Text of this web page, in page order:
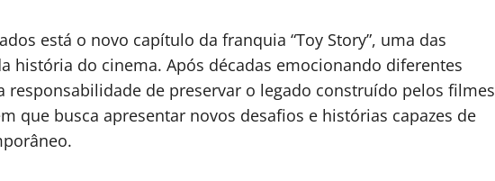
está o novo capítulo da franquia “Toy Story”, uma das
história do cinema. Após décadas emocionando diferentes
responsabilidade de preservar o legado construído pelos filmes
que busca apresentar novos desafios e histórias capazes de